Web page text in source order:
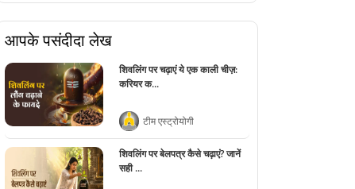
आपके पसंदीदा लेख
शिवलिंग पर चढ़ाएं ये एक काली चीज़:
करियर क...
टीम एस्ट्रोयोगी
शिवलिंग पर बेलपत्र कैसे चढ़ाएं? जानें
सही ...